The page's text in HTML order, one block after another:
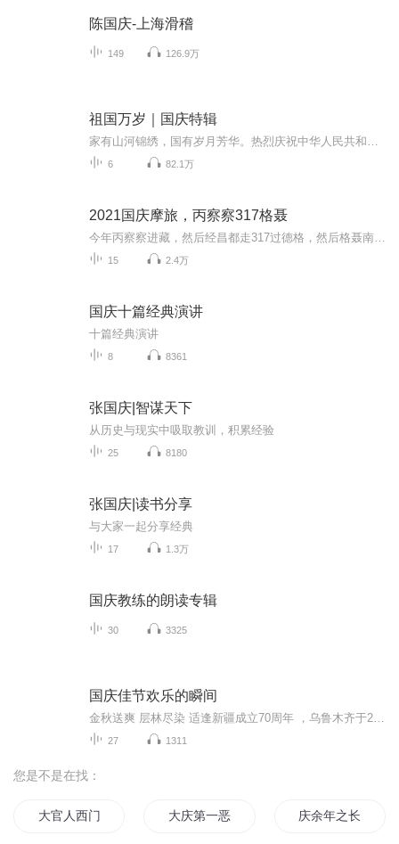
陈国庆-上海滑稽
149 126.9万
祖国万岁｜国庆特辑
6 82.1万
2021国庆摩旅，丙察察317格聂
15 2.4万
国庆十篇经典演讲
十篇经典演讲
8 8361
张国庆|智谋天下
从历史与现实中吸取教训，积累经验
25 8180
张国庆|读书分享
与大家一起分享经典
17 1.3万
国庆教练的朗读专辑
30 3325
国庆佳节欢乐的瞬间
27 1311
您是不是在找：
大官人西门庆 大庆第一恶 庆余年之长歌行